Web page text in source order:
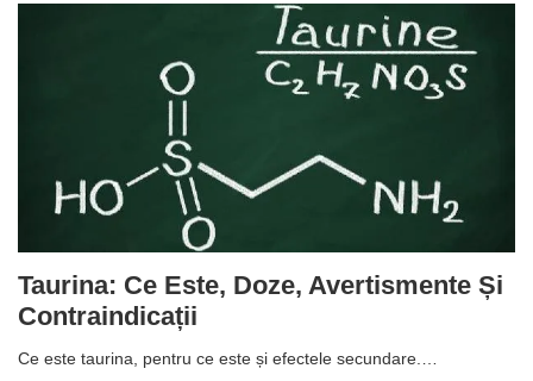
Taurina: Ce Este, Doze, Avertismente Și
Contraindicații
Ce este taurina, pentru ce este și efectele secundare.…